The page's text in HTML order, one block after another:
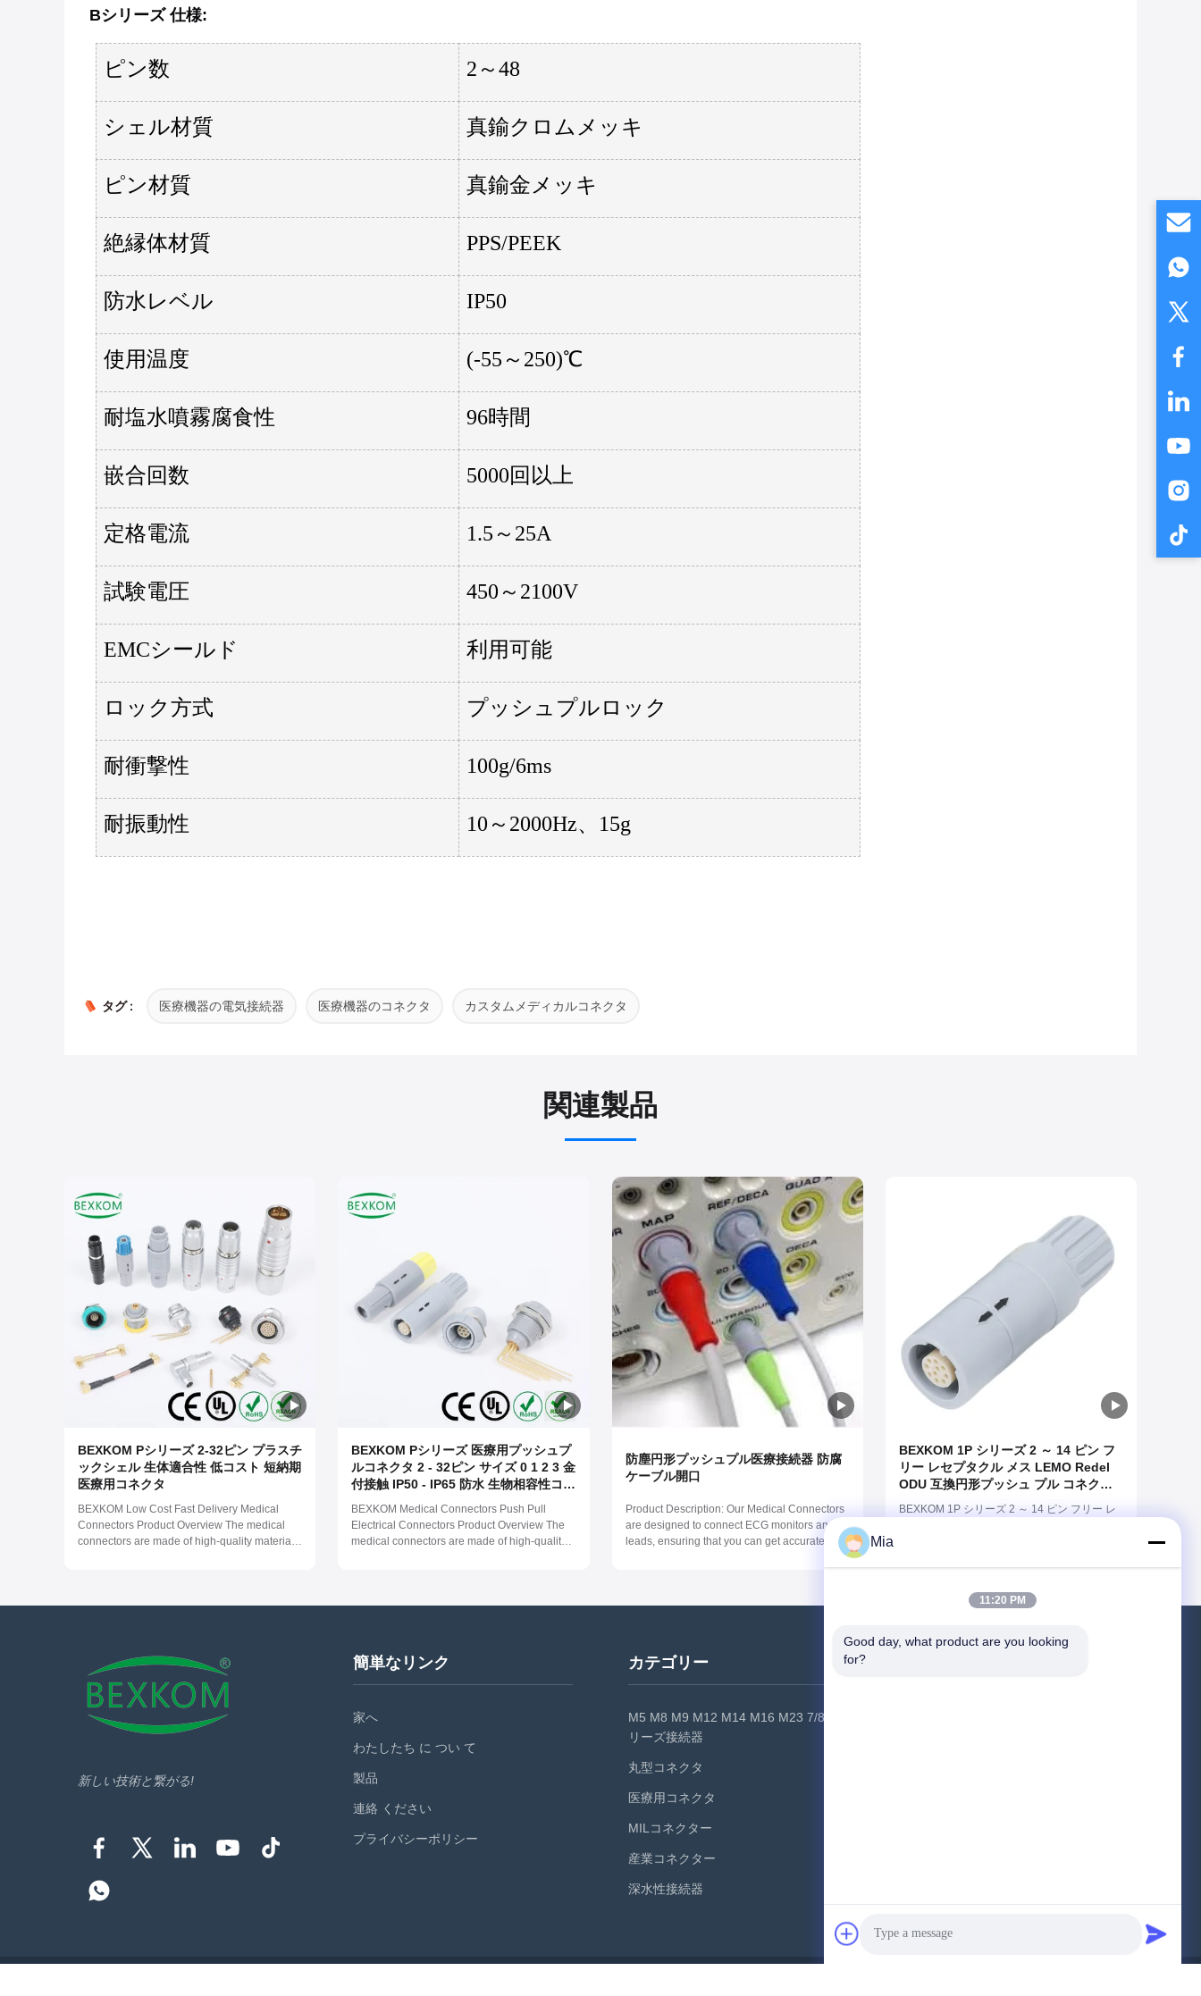
Bシリーズ仕様:
ピン数 2～48
シェル材質 真鍮クロムメッキ
ピン材質 真鍮金メッキ
絶縁体材質 PPS/PEEK
防水レベル IP50
使用温度 (-55～250)℃
耐塩水噴霧腐食性 96時間
嵌合回数 5000回以上
定格電流 1.5～25A
試験電圧 450～2100V
EMCシールド 利用可能
ロック方式 プッシュプルロック
耐衝撃性 100g/6ms
耐振動性 10～2000Hz、15g
タグ : 医療機器の電気接続器 医療機器のコネクタ カスタムメディカルコネクタ
関連製品
BEXKOM Pシリーズ 2-32ピン プラスチ
ックシェル 生体適合性 低コスト 短納期
医療用コネクタ
BEXKOM Low Cost Fast Delivery Medical
Connectors Product Overview The medical
connectors are made of high-quality materials.
spray corrosion resistance of more than 96
BEXKOM Pシリーズ 医療用プッシュプ
ルコネクタ 2 - 32ピン サイズ 0 1 2 3 金
付接触 IP50 - IP65 防水 生物相容性コネ
BEXKOM Medical Connectors Push Pull
Electrical Connectors Product Overview The
medical connectors are made of high-quality
corrosion resistance exceeding 96 hours,
防塵円形プッシュプル医療接続器 防腐
ケーブル開口
Product Description: Our Medical Connectors
are designed to connect ECG monitors and
leads, ensuring that you can get accurate
your medical device connections. One of the
BEXKOM 1P シリーズ 2 ～ 14 ピン フ
リー レセプタクル メス LEMO Redel
ODU 互換円形プッシュ プル コネク
タ、IP50 定格および金メッキ真鍮コン
タクト付き医療機器用プラスチック
BEXKOM 1P シリーズ 2 ～ 14 ピン フリー レ
新しい技術と繋がる!
簡単なリンク
家へ
わたしたち に つい て
製品
連絡 ください
プライバシーポリシー
カテゴリー
M5 M8 M9 M12 M14 M16 M23 7/8シ
リーズ接続器
丸型コネクタ
医療用コネクタ
MILコネクター
産業コネクター
深水性接続器
Mia
11:20 PM
Good day, what product are you looking
for?